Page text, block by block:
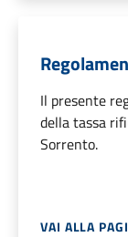
Il presente
della tassa
Sorrento.
VAI ALLA